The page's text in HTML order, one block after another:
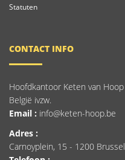
Statuten
CONTACT INFO
Hoofdkantoor Keten van Hoop
België ivzw.
Email : info@keten-hoop.be
Adres :
Carnoyplein, 15 - 1200 Brussel